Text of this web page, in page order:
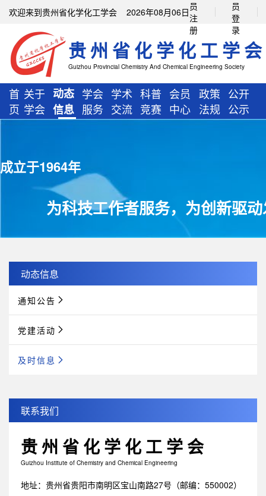
欢迎来到贵州省化学化工学会 2026年08月06日 员
注
册
员
登
录
贵州省化学化工学会
Guizhou Provincial Chemistry And Chemical Engineering Society
首
页
关于
学会
动态
信息
学会
服务
学术
交流
科普
竞赛
会员
中心
政策
法规
公开
公示
成立于1964年
为科技工作者服务，为创新驱
动态信息
通知公告
党建活动
及时信息
联系我们
贵州省化学化工学会
Guizhou Institute of Chemistry and Chemical Engineering
地址：贵州省贵阳市南明区宝山南路27号（邮编：550002）